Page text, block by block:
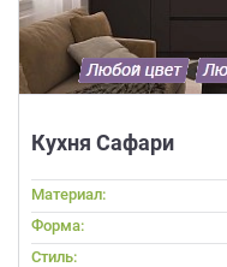
Кухня Сафари
Материал:
Форма:
Стиль: